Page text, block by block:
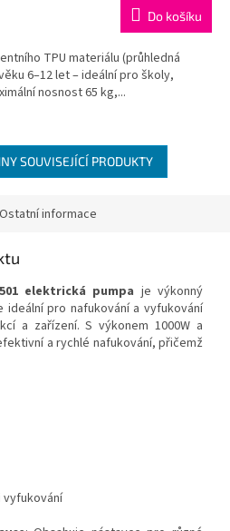
Do košíku
TPU materiálu (průhledná
6–12 let – ideální pro školy,
nosnost 65 kg,...
SOUVISEJÍCÍ PRODUKTY
Ostatní informace
elektrická pumpa je výkonný
pro nafukování a vyfukování
a zařízení. S výkonem 1000W a
a rychlé nafukování, přičemž
vyfukování